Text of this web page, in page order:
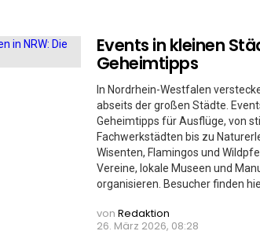
Events in kleinen
Geheimtipps
In Nordrhein-Westfalen
abseits der großen Städte.
Geheimtipps für Ausflüge, von
Fachwerkstädten bis zu
Wisenten, Flamingos und
Vereine, lokale Museen und
organisieren. Besucher finden
von Redaktion
26. März 2026, 08:28